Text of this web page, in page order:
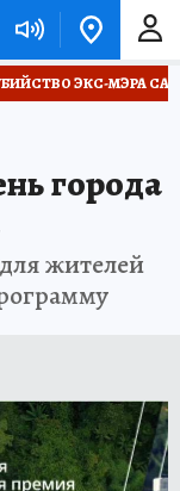
ЭКС-МЭРА
города
жителей